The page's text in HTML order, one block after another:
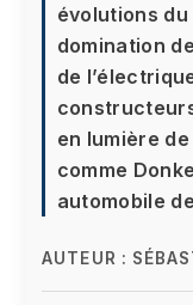
évolutions du
domination
de
en lumière
comme
automobile
AUTEUR :